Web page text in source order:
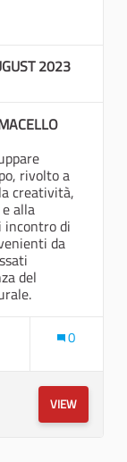
2023
rivolto a
creatività,
alla
incontro di
da
del
0
VIEW